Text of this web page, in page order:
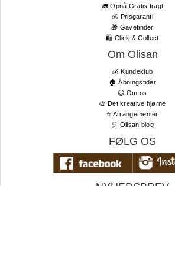
🚛 Opnå Gratis fragt
💰 Prisgaranti
🎁 Gavefinder
🛍 Click & Collect
Om Olisan
💰 Kundeklub
🏠 Åbningstider
😃 Om os
🎨 Det kreative hjørne
⭐️ Arrangementer
🎈 Olisan blog
FØLG OS
NYHEDSBREV